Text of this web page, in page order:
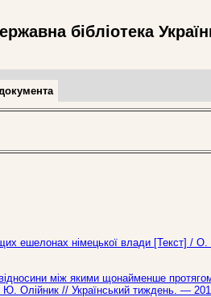
бібліотека
ешелонах німецької влади [Текст] / О.
між якими щонайменше
Ю. Олійник // Український тиждень. —